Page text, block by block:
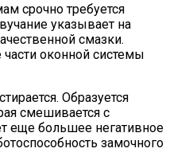
срочно требуется
указывает на
смазки.
оконной системы
Образуется
смешивается с
еще большее негативное
замочного